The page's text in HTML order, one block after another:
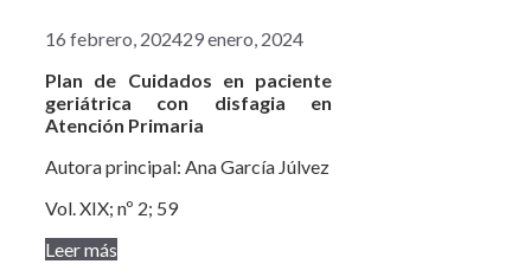
16 febrero, 202429 enero, 2024
Plan de Cuidados en paciente
geriátrica con disfagia en
Atención Primaria
Autora principal: Ana García Júlvez
Vol. XIX; nº 2; 59
Leer más